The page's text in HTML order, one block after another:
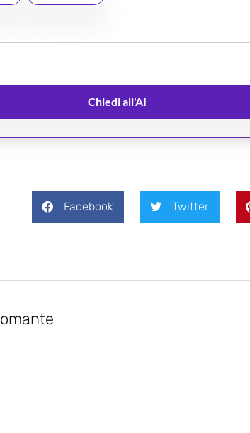
Chiedi all'AI
Facebook Twitter